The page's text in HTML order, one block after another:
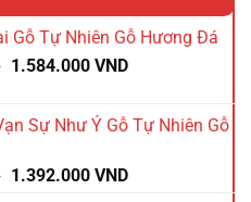
Gỗ Tự Nhiên Gỗ Hương Đá
Giá
1.980.000 VND.
1.584.000 VNDGiá
là:
Sự Như Ý Gỗ Tự Nhiên Gỗ
Giá
1.392.000 VNDGiá